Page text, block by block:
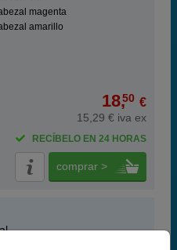
magenta
amarillo
18,50 €
15,29 € iva ex
RECÍBELO EN 24 HORAS
comprar >